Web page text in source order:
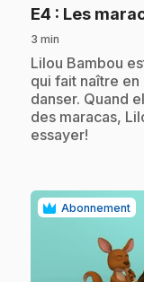
E4 : Les
3 min
.Lilou Bambou
qui fait naître
danser. Quand
des maracas,
essayer!
Abonnement